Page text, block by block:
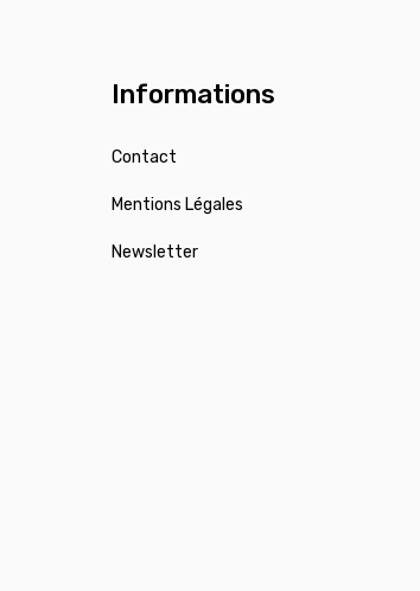
Informations
Contact
Mentions Légales
Newsletter